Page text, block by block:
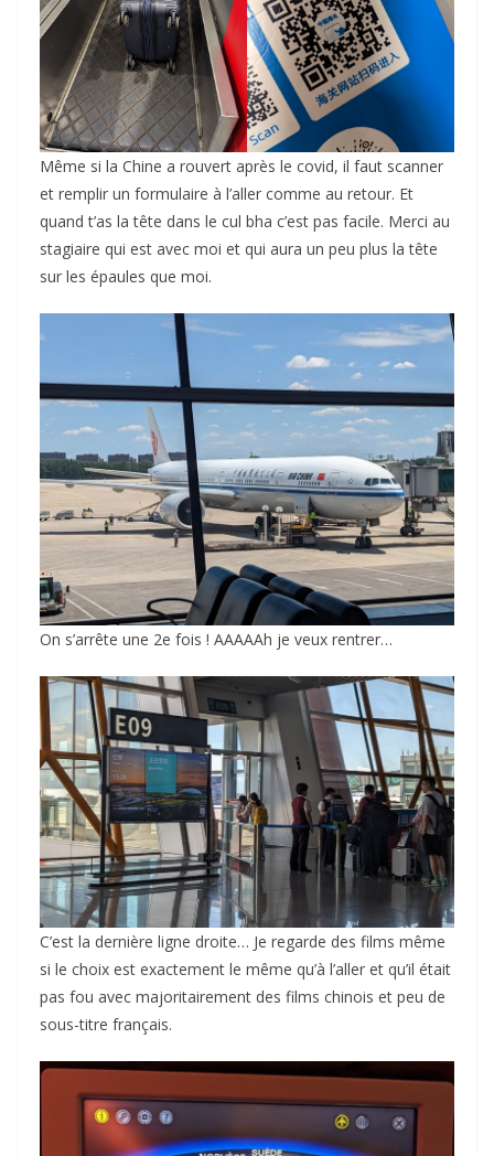
Même si la Chine a rouvert après le covid, il faut scanner
et remplir un formulaire à l’aller comme au retour. Et
quand t’as la tête dans le cul bha c’est pas facile. Merci au
stagiaire qui est avec moi et qui aura un peu plus la tête
sur les épaules que moi.
On s’arrête une 2e fois ! AAAAAh je veux rentrer…
C’est la dernière ligne droite… Je regarde des films même
si le choix est exactement le même qu’à l’aller et qu’il était
pas fou avec majoritairement des films chinois et peu de
sous-titre français.